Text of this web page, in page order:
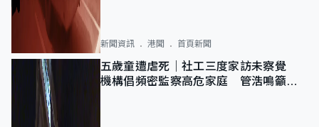
新聞資訊 港聞 首頁新聞
五歲童遭虐死｜社工三度家訪未察覺
機構倡頻密監察高危家庭 管浩鳴籲加